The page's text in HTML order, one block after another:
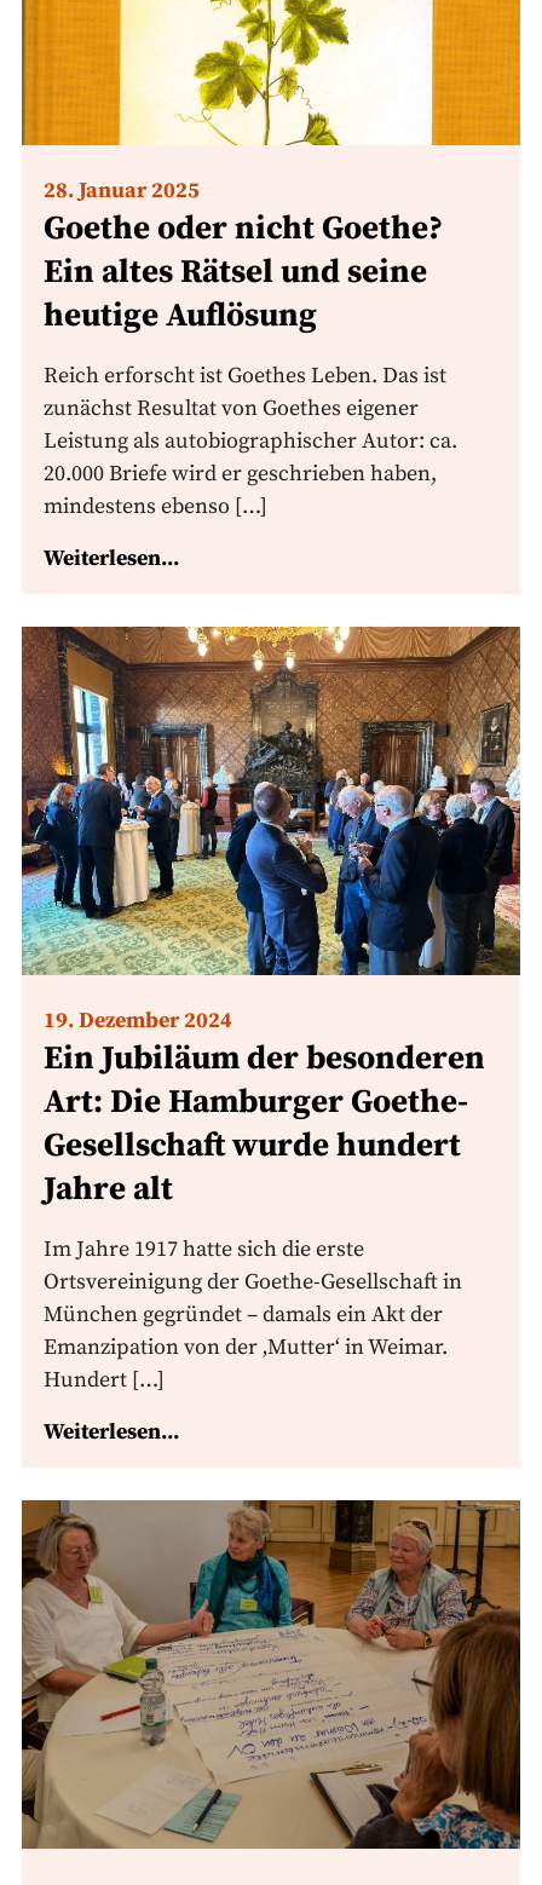
28. Januar 2025
Goethe oder nicht Goethe?
Ein altes Rätsel und seine
heutige Auflösung
Reich erforscht ist Goethes Leben. Das ist
zunächst Resultat von Goethes eigener
Leistung als autobiographischer Autor: ca.
20.000 Briefe wird er geschrieben haben,
mindestens ebenso […]
Weiterlesen...
19. Dezember 2024
Ein Jubiläum der besonderen
Art: Die Hamburger Goethe-
Gesellschaft wurde hundert
Jahre alt
Im Jahre 1917 hatte sich die erste
Ortsvereinigung der Goethe-Gesellschaft in
München gegründet – damals ein Akt der
Emanzipation von der ‚Mutter‘ in Weimar.
Hundert […]
Weiterlesen...